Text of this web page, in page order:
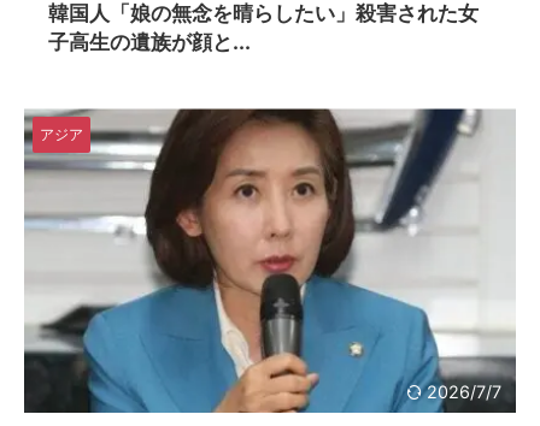
韓国人「娘の無念を晴らしたい」殺害された女
子高生の遺族が顔と...
2026/7/7
アジア